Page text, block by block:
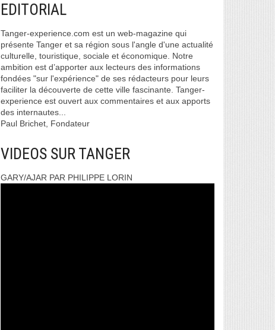
EDITORIAL
Tanger-experience.com est un web-magazine qui
présente Tanger et sa région sous l'angle d'une actualité
culturelle, touristique, sociale et économique. Notre
ambition est d’apporter aux lecteurs des informations
fondées "sur l'expérience" de ses rédacteurs pour leurs
faciliter la découverte de cette ville fascinante. Tanger-
experience est ouvert aux commentaires et aux apports
des internautes...
Paul Brichet, Fondateur
VIDEOS SUR TANGER
GARY/AJAR PAR PHILIPPE LORIN